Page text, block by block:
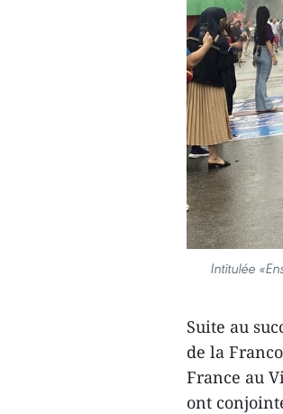
Intitulée
Suite au
de la
France au
ont